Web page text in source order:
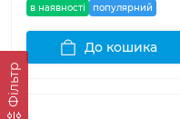
Фільтр
в наявності популярний
До кошика